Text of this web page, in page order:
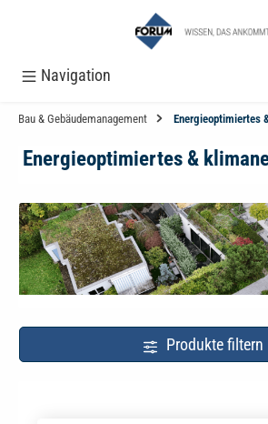
Navigation
Bau & Gebäudemanagement Energieoptimiertes
Energieoptimiertes &
Produkte filtern